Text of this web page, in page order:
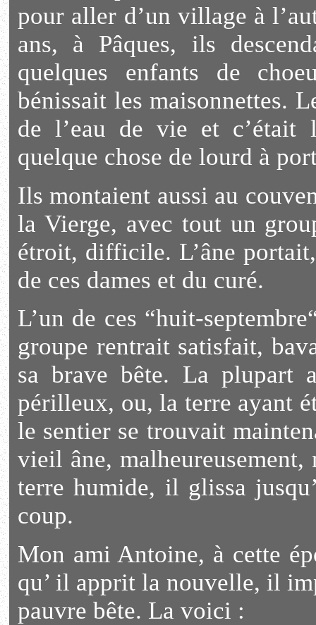
pour aller d’un village à
ans, à Pâques, ils
quelques enfants de
bénissait les maisonnettes.
de l’eau de vie et c’était
quelque chose de lourd à
Ils montaient aussi au
la Vierge, avec tout un
étroit, difficile. L’âne
de ces dames et du curé.
L’un de ces “huit-
groupe rentrait satisfait,
sa brave bête. La plupart
périlleux, ou, la terre ayant
le sentier se trouvait
vieil âne,
terre humide, il glissa
coup.
Mon ami Antoine, à cette
qu’ il apprit la nouvelle, il
pauvre bête. La voici :